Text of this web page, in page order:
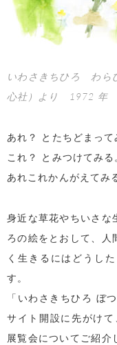
いわさきちひろ わら
心社）より 1972 年
あれ？ とたちどまって
これ？ とみつけてみる
あれこれかんがえてみ
身近な草花やちいさな
ろの絵をとおして、人
く生きるにはどうし
す。
「いわさきちひろ
サイト開設に先がけ
展覧会についてご紹